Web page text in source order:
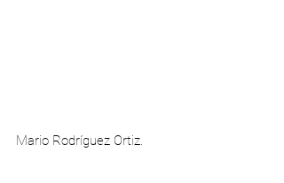
Mario Rodríguez Ortiz.